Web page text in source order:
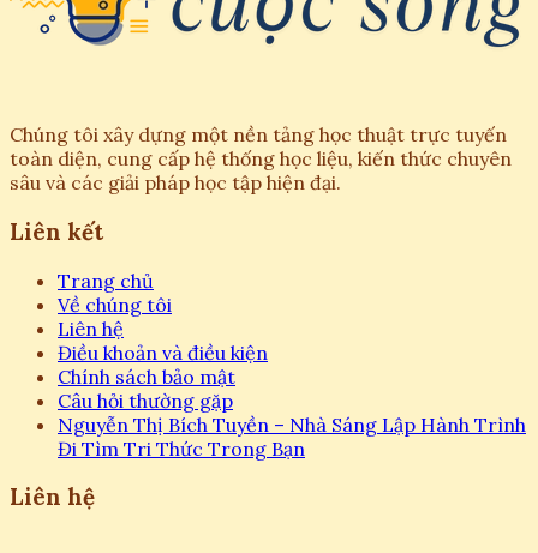
Chúng tôi xây dựng một nền tảng học thuật trực tuyến
toàn diện, cung cấp hệ thống học liệu, kiến thức chuyên
sâu và các giải pháp học tập hiện đại.
Liên kết
Trang chủ
Về chúng tôi
Liên hệ
Điều khoản và điều kiện
Chính sách bảo mật
Câu hỏi thường gặp
Nguyễn Thị Bích Tuyền – Nhà Sáng Lập Hành Trình
Đi Tìm Tri Thức Trong Bạn
Liên hệ